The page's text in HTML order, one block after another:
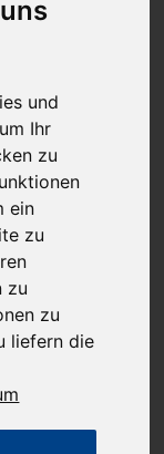
und
Ihr
zu
ein
zu
zu
zu
liefern die
erfolgt
dass
z. B. um
eingeben.
nach Ihrer
unsere IT-
Daten
Uhrzeit
Daten erfolgt